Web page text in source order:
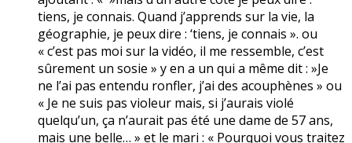
tiens, je connais. Quand j’apprends sur la vie, la
géographie, je peux dire : ‘tiens, je connais ». ou
« c’est pas moi sur la vidéo, il me ressemble, c’est
sûrement un sosie » y en a un qui a même dit : »Je
ne l’ai pas entendu ronfler, j’ai des acouphènes » ou
« Je ne suis pas violeur mais, si j’aurais violé
quelqu’un, ça n’aurait pas été une dame de 57 ans,
mais une belle… » et le mari : « Pourquoi vous traitez